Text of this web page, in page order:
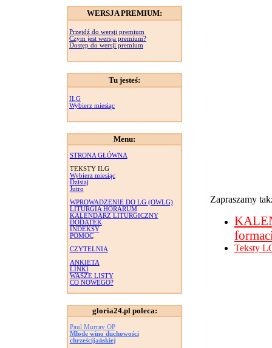
WERSJA PREMIUM:
Przejdź do wersji premium
Czym jest wersja premium?
Dostęp do wersji premium
Tu jesteś:
ILG
Wybierz miesiąc
Menu:
STRONA GŁÓWNA
TEKSTY ILG
Wybierz miesiąc
Dzisiaj
Jutro
WPROWADZENIE DO LG (OWLG)
LITURGIA HORARUM
KALENDARZ LITURGICZNY
DODATEK
INDEKSY
POMOC
CZYTELNIA
ANKIETA
LINKI
WASZE LISTY
CO NOWEGO?
gloria24.pl poleca:
Paul Murray OP
Młode wino duchowości
chrześcijańskiej
Zapraszamy
Teksty